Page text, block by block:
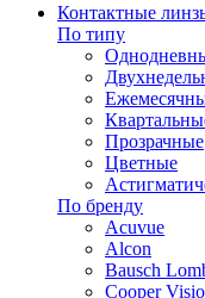
Контактные
По типу
Прозрачные
Цветные
По бренду
Acuvue
Alcon
Bausch
Cooper